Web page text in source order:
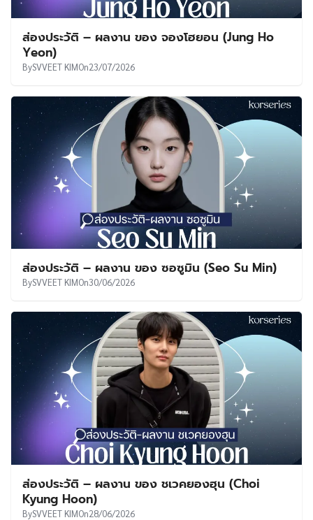
ส่องประวัติ – ผลงาน ของ จองโฮยอน (Jung Ho
Yeon)
BySVVEET KIMOn23/07/2026
ส่องประวัติ – ผลงาน ของ ซอซูมิน (Seo Su Min)
BySVVEET KIMOn30/06/2026
ส่องประวัติ – ผลงาน ของ ชเวคยองฮุน (Choi
Kyung Hoon)
BySVVEET KIMOn28/06/2026